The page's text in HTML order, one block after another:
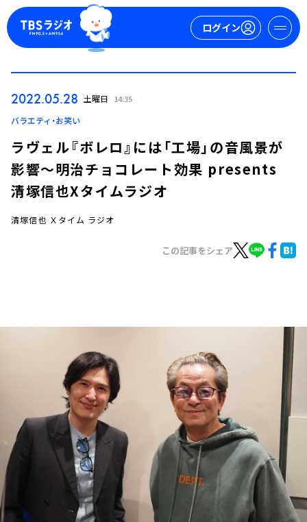
ログイン
ログイン
イベント・グッズ
会社情報
2022.05.28 土曜日 14:35
バラエティ・お笑い
ラヴェル『ボレロ』には「工場」の音風景が
影響～明治チョコレート効果 presents
清塚信也Xタイムラジオ
清塚信也 Ｘタイム ラジオ
この記事をシェア